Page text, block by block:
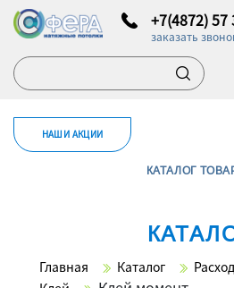
+7(4872) 57
заказать
НАШИ АКЦИИ
КАТАЛОГ
Главная Каталог